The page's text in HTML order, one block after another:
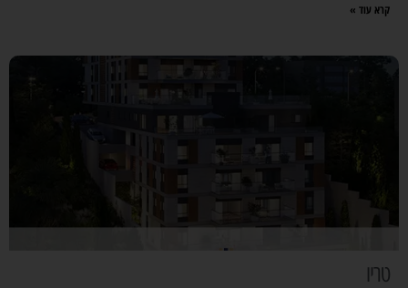
קרא עוד »
טריו